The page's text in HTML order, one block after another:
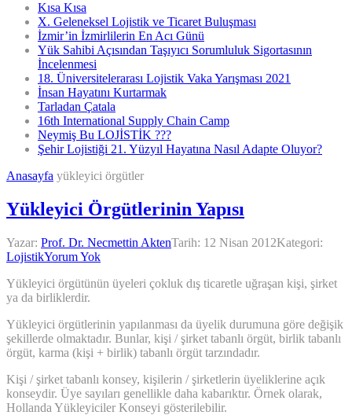
Kısa Kısa
X. Geleneksel Lojistik ve Ticaret Buluşması
İzmir’in İzmirlilerin En Acı Günü
Yük Sahibi Açısından Taşıyıcı Sorumluluk Sigortasının
İncelenmesi
18. Üniversitelerarası Lojistik Vaka Yarışması 2021
İnsan Hayatını Kurtarmak
Tarladan Çatala
16th International Supply Chain Camp
Neymiş Bu LOJİSTİK ???
Şehir Lojistiği 21. Yüzyıl Hayatına Nasıl Adapte Oluyor?
Anasayfa yükleyici örgütler
Yükleyici Örgütlerinin Yapısı
Yazar: Prof. Dr. Necmettin AktenTarih: 12 Nisan 2012Kategori:
LojistikYorum Yok
Yükleyici örgütünün üyeleri çokluk dış ticaretle uğraşan kişi, şirket
ya da birliklerdir.
Yükleyici örgütlerinin yapılanması da üyelik durumuna göre değişik
şekillerde olmaktadır. Bunlar, kişi / şirket tabanlı örgüt, birlik tabanlı
örgüt, karma (kişi + birlik) tabanlı örgüt tarzındadır.
Kişi / şirket tabanlı konsey, kişilerin / şirketlerin üyeliklerine açık
konseydir. Üye sayıları genellikle daha kabarıktır. Örnek olarak,
Hollanda Yükleyiciler Konseyi gösterilebilir.